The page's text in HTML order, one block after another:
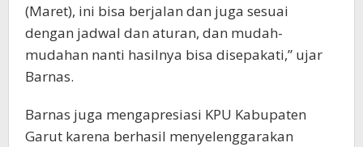
(Maret), ini bisa berjalan dan juga sesuai
dengan jadwal dan aturan, dan mudah-
mudahan nanti hasilnya bisa disepakati,” ujar
Barnas.
Barnas juga mengapresiasi KPU Kabupaten
Garut karena berhasil menyelenggarakan